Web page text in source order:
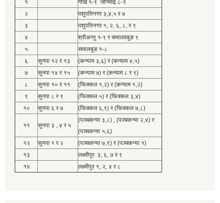
१
गोर्खे १-९ जोगमाई ८-९
२
पशुपतिनगर ३,४,५ र ७
३
पशुपतिनगर १, २, ६, ८, र ९
४
श्रीअन्तु १-९ र समालवबुङ ९
५
समालबुङ १-८
६
सुनपा १२ र १३
(कन्याम ३,६) र (कन्याम ४,५)
७
सुनपा १४ र १५
(कन्याम ७) र (कन्याम ८ र ९)
८
सुनपा १० र ११
(फिक्कल १,२) र (कन्याम १,२)
९
सुनपा ८ र ९
(फिक्कल ५) र (फिक्कल ३,४)
१०
सुनपा ६ र ७ (फिक्कल ६,९) र (फिक्कल ७,८)
११ सुनपा ३ , ४ र ५
(पञ्चकन्या ३,८) , (पञ्चकन्या २,४) र
(पञ्चकन्या ५,६)
१२
सुनपा १ र २
(पञ्चकन्या ७,९) र (पञ्चकन्या १)
१३
लक्ष्मीपुर ३, ६, ७ र ९
१४
लक्ष्मीपुर १, २, ४ र ८